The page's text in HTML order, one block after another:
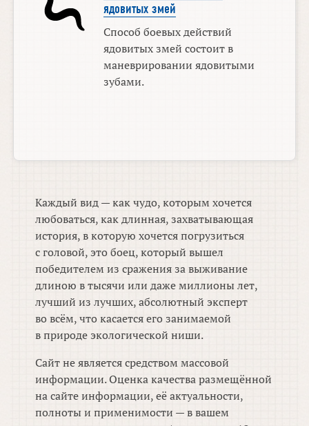
ядовитых змей
Способ боевых действий
ядовитых змей состоит в
маневрировании ядовитыми
зубами.
Каждый вид — как чудо, которым хочется
любоваться, как длинная, захватывающая
история, в которую хочется погрузиться
с головой, это боец, который вышел
победителем из сражения за выживание
длиною в тысячи или даже миллионы лет,
лучший из лучших, абсолютный эксперт
во всём, что касается его занимаемой
в природе экологической ниши.
Сайт не является средством массовой
информации. Оценка качества размещённой
на сайте информации, её актуальности,
полноты и применимости — в вашем